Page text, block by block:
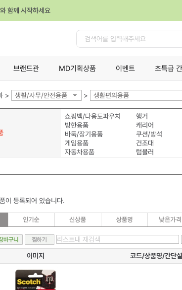
함께 시작하세요
브랜드관 MD기획상품 이벤트 초특급
> 생활/사무/안전용품 > 생활편의용품
쇼핑백/다용도파우치 행거
방한용품
캐리어
바둑/장기용품
쿠션/방석
게임용품
건조대
자동차용품
텀블러
이 등록되어 있습니다.
이미지
코드/상품명/간단